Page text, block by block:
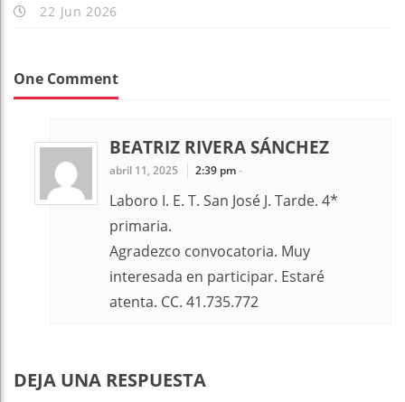
22 Jun 2026
One Comment
BEATRIZ RIVERA SÁNCHEZ
abril 11, 2025 2:39 pm-
Laboro I. E. T. San José J. Tarde. 4*
primaria.
Agradezco convocatoria. Muy
interesada en participar. Estaré
atenta. CC. 41.735.772
DEJA UNA RESPUESTA